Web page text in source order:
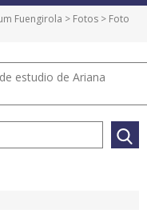
Fuengirola > Fotos > Foto
estudio de Ariana